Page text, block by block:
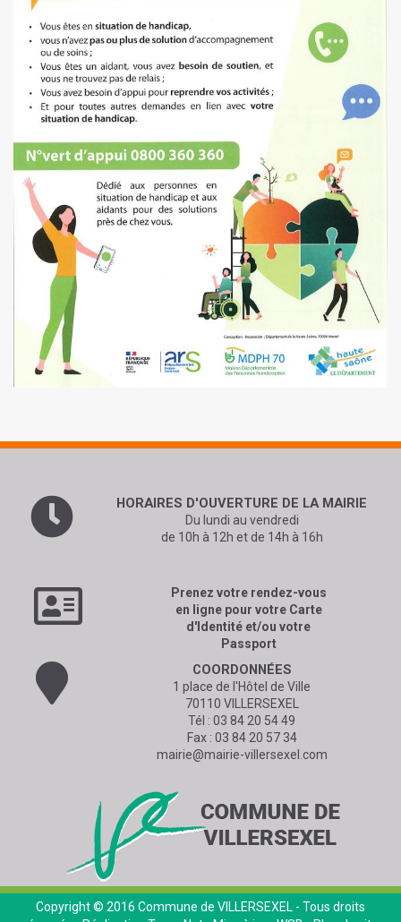
HORAIRES D'OUVERTURE DE LA MAIRIE
Du lundi au vendredi
de 10h à 12h et de 14h à 16h
Prenez votre rendez-vous
en ligne pour votre Carte
d'Identité et/ou votre
Passport
COORDONNÉES
1 place de l'Hôtel de Ville
70110 VILLERSEXEL
Tél :03 84 20 54 49
Fax : 03 84 20 57 34
mairie@mairie-villersexel.com
Copyright © 2016 Commune de VILLERSEXEL - Tous droits